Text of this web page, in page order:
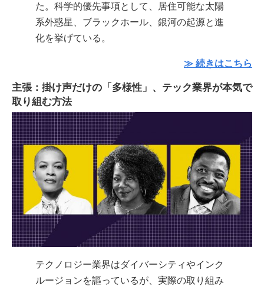
た。科学的優先事項として、居住可能な太陽
系外惑星、ブラックホール、銀河の起源と進
化を挙げている。
≫ 続きはこちら
主張：掛け声だけの「多様性」、テック業界が本気で
取り組む方法
テクノロジー業界はダイバーシティやインク
ルージョンを謳っているが、実際の取り組み